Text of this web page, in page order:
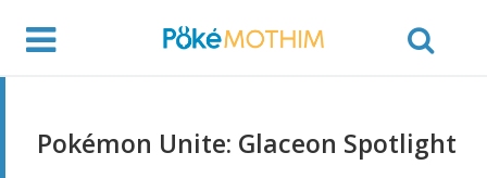
Pokémon Unite: Glaceon Spotlight